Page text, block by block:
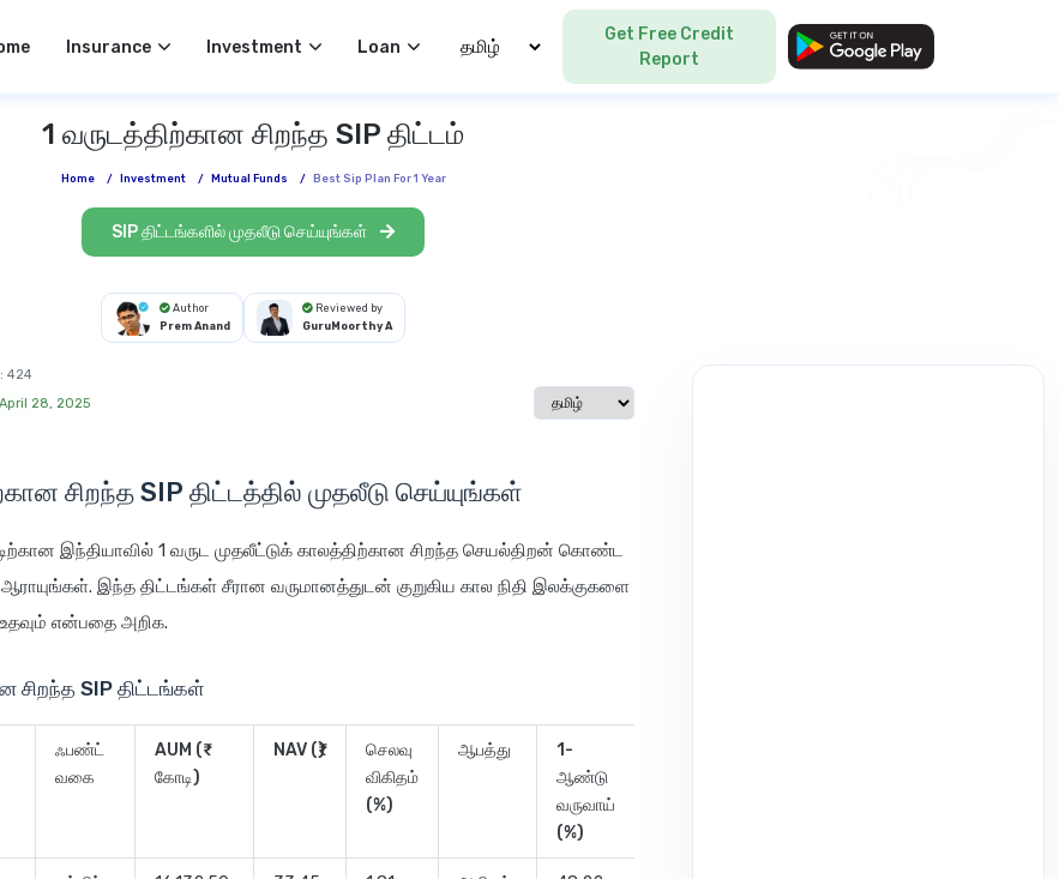
Insurance Investment Loan Select Language
Get Free Credit
Report
1 வருடத்திற்கான சிறந்த SIP திட்டம்
Home / Investment / Mutual Funds / Best Sip Plan For 1 Year
SIP திட்டங்களில் முதலீடு செய்யுங்கள்
Author
Prem Anand
Reviewed by
GuruMoorthy A
424
28, 2025
Select language
சிறந்தSIP திட்டத்தில் முதலீடு செய்யுங்கள்
இந்தியாவில் 1 வருட முதலீட்டுக் காலத்திற்கான சிறந்த செயல்திறன் கொண்ட
இந்த திட்டங்கள் சீரான வருமானத்துடன் குறுகிய கால நிதி இலக்குகளை
என்பதை அறிக.
சிறந்த SIP திட்டங்கள்
ஃபண்ட்
வகை
AUM (₹
கோடி)
NAV (₹)
செலவு
விகிதம்
(%)
ஆபத்து
1-
ஆண்டு
வருவாய்
(%)